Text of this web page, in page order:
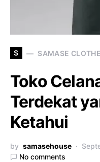
S SAMASE
Toko
Terdekat
Ketahui
by samasehouse
No comments